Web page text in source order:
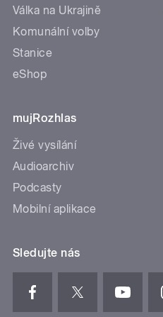
Válka na Ukrajině
Komunální volby
Stanice
eShop
mujRozhlas
Živé vysílání
Audioarchiv
Podcasty
Mobilní aplikace
Sledujte nás